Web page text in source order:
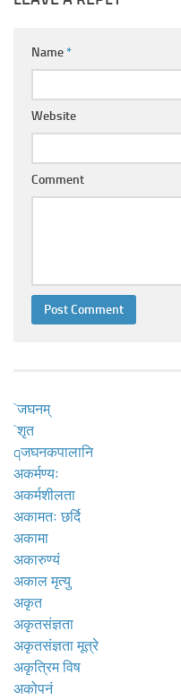
Ayurveda Doctors
Online Consultation
Name*
Website
Comment
`जघनम्
`शृत
qजघनकपालानि
अकर्मण्यः
अकर्मशीलता
अकामतः छर्दि
अकामा
अकारुण्यं
अकाल मृत्यु
अकृत
अकृतसंज्ञता
अकृतसंज्ञता मूत्रे
अकृत्रिम विष
अकोपनं